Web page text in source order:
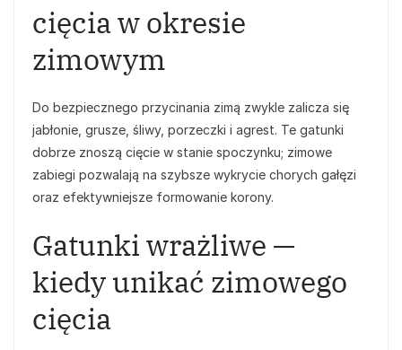
cięcia w okresie
zimowym
Do bezpiecznego przycinania zimą zwykle zalicza się
jabłonie, grusze, śliwy, porzeczki i agrest. Te gatunki
dobrze znoszą cięcie w stanie spoczynku; zimowe
zabiegi pozwalają na szybsze wykrycie chorych gałęzi
oraz efektywniejsze formowanie korony.
Gatunki wrażliwe —
kiedy unikać zimowego
cięcia